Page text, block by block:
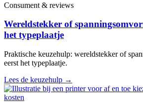
Consument & reviews
Wereldstekker of
het typeplaatje
Praktische keuzehulp: wereldstekker of
eerst het typeplaatje.
Lees de keuzehulp →